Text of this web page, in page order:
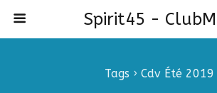
Spirit45 -
Tags › Cdv Été 2019